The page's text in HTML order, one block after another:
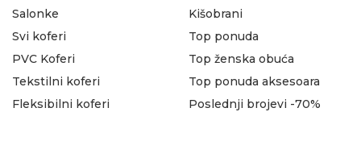
Salonke
Kišobrani
Svi koferi
PVC Koferi
Tekstilni koferi
Fleksibilni koferi
Top ponuda
Top ženska obuća
Top ponuda aksesoara
Poslednji brojevi -70%